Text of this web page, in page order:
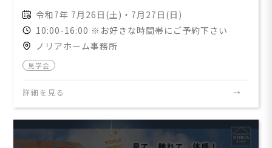
令和7年 7月26日(土)・7月27日(日)
10:00-16:00 ※お好きな時間帯にご予約下さい
ノリアホーム事務所
見学会
詳細を見る